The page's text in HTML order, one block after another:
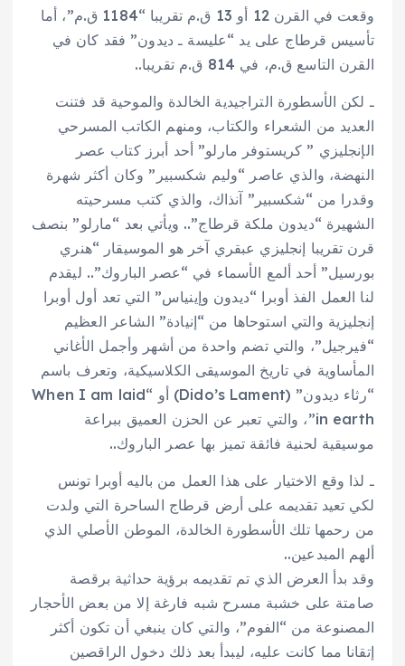
وقعت في القرن 12 أو 13 ق.م تقريبا “1184 ق.م”، أما
تأسيس قرطاج على يد “عليسة ـ ديدون” فقد كان في
القرن التاسع ق.م، في 814 ق.م تقريبا..
ـ لكن الأسطورة التراجيدية الخالدة والموحية قد فتنت
العديد من الشعراء والكتاب، ومنهم الكاتب المسرحي
الإنجليزي ” كريستوفر مارلو” أحد أبرز كتاب عصر
النهضة، والذي عاصر “وليم شكسبير” وكان أكثر شهرة
وقدرا من “شكسبير” آنذاك، والذي كتب مسرحيته
الشهيرة “ديدون ملكة قرطاج”.. ويأتي بعد “مارلو” بنصف
قرن تقريبا إنجليزي عبقري آخر هو الموسيقار “هنري
بورسيل” أحد ألمع الأسماء في “عصر الباروك”.. ليقدم
لنا العمل الفذ أوبرا “ديدون وإينياس” التي تعد أول أوبرا
إنجليزية والتي استوحاها من “إنيادة” الشاعر العظيم
“فيرجيل”، والتي تضم واحدة من أشهر وأجمل الأغاني
المأساوية في تاريخ الموسيقى الكلاسيكية، وتعرف باسم
“رثاء ديدون” (Dido’s Lament) أو “When I am laid
in earth”، والتي تعبر عن الحزن العميق ببراعة
موسيقية لحنية فائقة تميز بها عصر الباروك..
ـ لذا وقع الاختيار على هذا العمل من باليه أوبرا تونس
لكي تعيد تقديمه على أرض قرطاج الساحرة التي ولدت
من رحمها تلك الأسطورة الخالدة، الموطن الأصلي الذي
ألهم المبدعين..
وقد بدأ العرض الذي تم تقديمه برؤية حداثية برقصة
صامتة على خشبة مسرح شبه فارغة إلا من بعض الأحجار
المصنوعة من “الفوم”، والتي كان ينبغي أن تكون أكثر
إتقانا مما كانت عليه، ليبدأ بعد ذلك دخول الراقصين